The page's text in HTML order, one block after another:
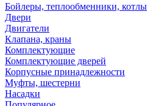
Бойлеры, теплообменники, котлы
Двери
Двигатели
Клапана, краны
Комплектующие
Комплектующие дверей
Корпусные принадлежности
Муфты, шестерни
Насадки